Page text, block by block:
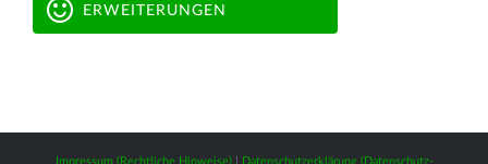
ERWEITERUNGEN
Impressum (Rechtliche Hinweise)| Datenschutzerklärung (Datenschutz-